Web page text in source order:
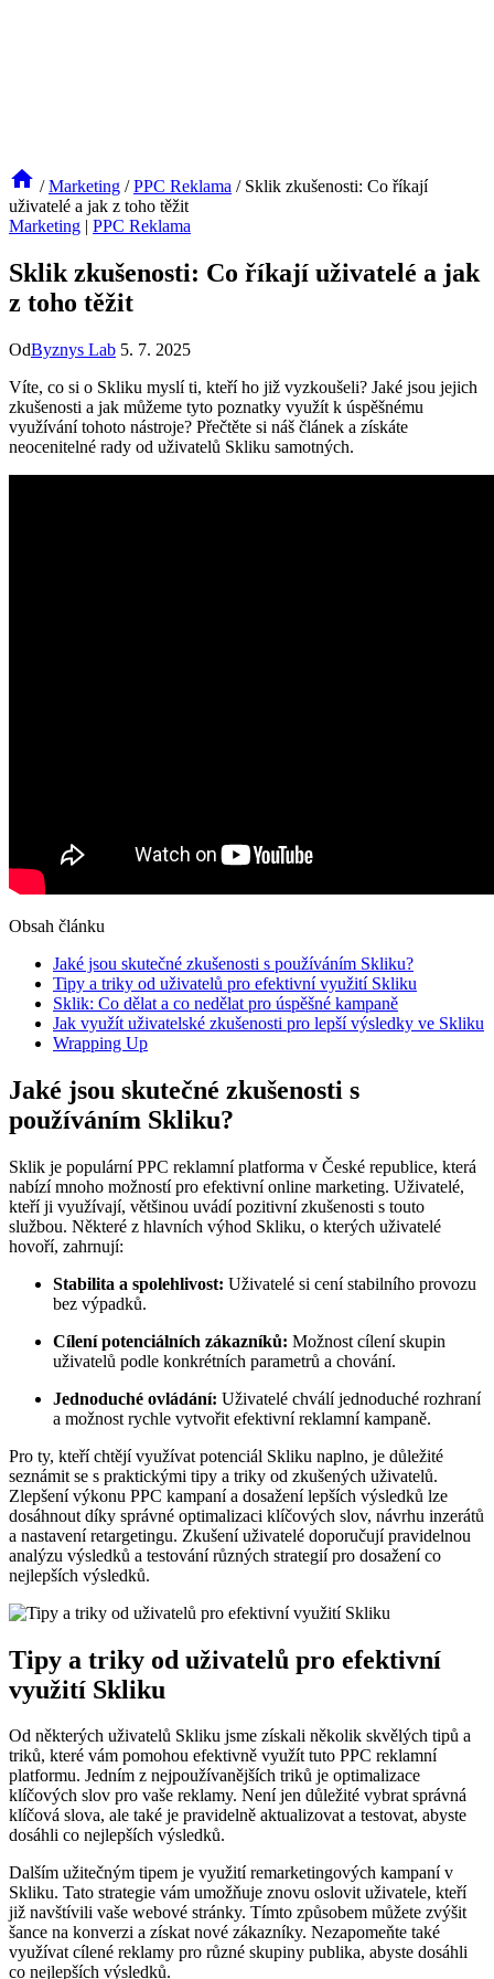
/ Marketing / PPC Reklama / Sklik zkušenosti: Co říkají
uživatelé a jak z toho těžit
Marketing | PPC Reklama
Sklik zkušenosti: Co říkají uživatelé a jak
z toho těžit
OdByznys Lab 5. 7. 2025
Víte, co si o Skliku myslí ti, kteří ⁣ho již vyzkoušeli? Jaké jsou jejich‍
zkušenosti a jak můžeme tyto poznatky využít ⁣k⁣ úspěšnému
využívání tohoto nástroje? ‌Přečtěte⁣ si náš článek⁣ a získáte
neocenitelné rady od ⁢uživatelů Skliku samotných.
Obsah článku
Jaké jsou skutečné zkušenosti s⁢ používáním⁤ Skliku?
Tipy a triky‍ od uživatelů pro efektivní využití ​Skliku
Sklik: Co ⁣dělat ⁤a​ co nedělat pro úspěšné kampaně
Jak využít ‌uživatelské⁤ zkušenosti pro lepší výsledky ve Skliku
Wrapping Up
Jaké jsou skutečné zkušenosti s⁢
používáním⁤ Skliku?
Sklik je populární PPC reklamní ⁢platforma v‍ České republice, která
nabízí mnoho​ možností pro efektivní online marketing. Uživatelé, ​
kteří ji využívají, většinou uvádí pozitivní zkušenosti s ​touto
službou. Některé ⁢z hlavních výhod Skliku, o kterých​ uživatelé
⁢hovoří, ​zahrnují:
Stabilita a spolehlivost: Uživatelé si cení stabilního provozu
bez výpadků.
Cílení potenciálních zákazníků: Možnost cílení skupin
uživatelů podle⁢ konkrétních parametrů a chování.
Jednoduché ovládání: Uživatelé chválí jednoduché rozhraní
a možnost rychle vytvořit efektivní reklamní‍ kampaně.
Pro ty, kteří chtějí využívat potenciál Skliku naplno, je důležité
seznámit se s⁢ praktickými tipy a triky od zkušených uživatelů.
Zlepšení výkonu PPC‌ kampaní ‌a dosažení lepších výsledků lze⁤
dosáhnout díky správné optimalizaci klíčových slov, návrhu inzerátů‍
a nastavení retargetingu. Zkušení uživatelé‌ doporučují pravidelnou⁣
analýzu výsledků ‍a ⁤testování různých strategií pro dosažení co
nejlepších ‌výsledků.
Tipy a triky‍ od uživatelů pro efektivní
využití ​Skliku
Od některých uživatelů⁣ Skliku jsme získali několik skvělých​ tipů ⁢a
triků, které vám pomohou ⁢efektivně využít tuto PPC reklamní
platformu.⁢ Jedním z nejpoužívanějších ​triků ‍je optimalizace ​
klíčových slov pro vaše reklamy. Není‌ jen důležité vybrat správná
klíčová slova, ale‌ také je pravidelně aktualizovat a testovat, abyste
dosáhli​ co nejlepších výsledků.
Dalším užitečným tipem je využití remarketingových ​kampaní‌ v‌
Skliku. Tato strategie vám ⁤umožňuje znovu oslovit uživatele, kteří
již navštívili vaše webové​ stránky. Tímto způsobem můžete zvýšit
šance na konverzi a získat nové zákazníky. Nezapomeňte ⁣také
využívat ⁢cílené reklamy pro různé ⁣skupiny publika, abyste dosáhli
co nejlepších výsledků.